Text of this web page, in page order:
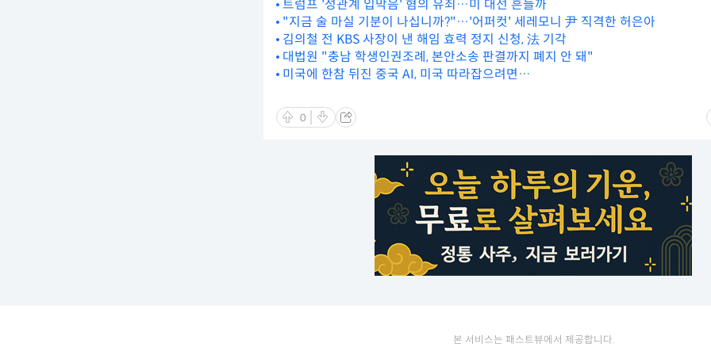
트럼프 '성관계 입막음' 혐의 유죄…미 대선 흔들까
"지금 술 마실 기분이 나십니까?"…'어퍼컷' 세레모니 尹 직격한 허은아
김의철 전 KBS 사장이 낸 해임 효력 정지 신청, 法 기각
대법원 "충남 학생인권조례, 본안소송 판결까지 폐지 안 돼"
미국에 한참 뒤진 중국 AI, 미국 따라잡으려면…
0
본 서비스는 패스트뷰에서 제공합니다.